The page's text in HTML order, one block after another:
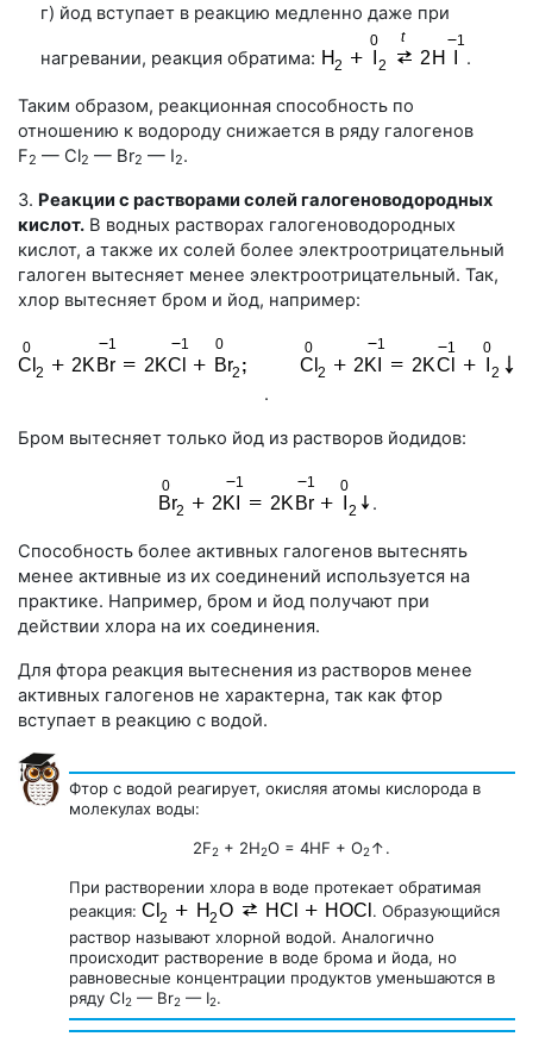
г) йод вступает в реакцию медленно даже при
нагревании, реакция обратима: .
Таким образом, реакционная способность по
отношению к водороду снижается в ряду галогенов
F2 — Cl2 — Br2 — I2.
3. Реакции с растворами солей галогеноводородных
кислот. В водных растворах галогеноводородных
кислот, а также их солей более электроотрицательный
галоген вытесняет менее электроотрицательный. Так,
хлор вытесняет бром и йод, например:
.
Бром вытесняет только йод из растворов йодидов:
.
Способность более активных галогенов вытеснять
менее активные из их соединений используется на
практике. Например, бром и йод получают при
действии хлора на их соединения.
Для фтора реакция вытеснения из растворов менее
активных галогенов не характерна, так как фтор
вступает в реакцию с водой.
Фтор с водой реагирует, окисляя атомы кислорода в
молекулах воды:
2F2 + 2H2O = 4HF + O2 ↑.
При растворении хлора в воде протекает обратимая
реакция:
. Образующийся
раствор называют хлорной водой. Аналогично
происходит растворение в воде брома и йода, но
равновесные концентрации продуктов уменьшаются в
ряду Cl2 — Br2 — I2.